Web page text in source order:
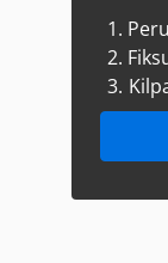
1.
2.
3.